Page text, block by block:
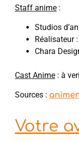
Staff anime :
Studios
Réalisateur
Chara
Cast Anime : à
Sources :
Votre